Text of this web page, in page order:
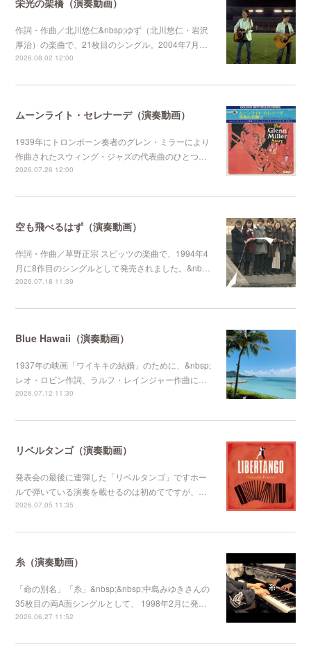
作詞・作曲／北川悠仁&nbsp;ゆず（北川悠仁・岩沢
厚治）の楽曲で、21枚目のシングル。2004年7月…
2026.08.02 12:00
ムーンライト・セレナーデ（演奏動画）
1939年にトロンボーン奏者のグレン・ミラーにより
作曲されたスウィング・ジャズの代表曲のひとつ…
2026.07.26 12:00
空も飛べるはず（演奏動画）
作詞・作曲／草野正宗 スピッツの楽曲で、1994年4
月に8作目のシングルとして発売されました。&nb…
2026.07.18 11:39
Blue Hawaii（演奏動画）
1937年の映画「ワイキキの結婚」のために、&nbsp;
レオ・ロビン作詞、ラルフ・レインジャー作曲に…
2026.07.12 11:30
リベルタンゴ（演奏動画）
発表会の最後に連弾した「リベルタンゴ」ですホー
ルで弾いている演奏を載せるのは初めてですが、…
2026.07.05 11:35
糸（演奏動画）
「命の別名」「糸」&nbsp;&nbsp;中島みゆきさんの
35枚目の両A面シングルとして、 1998年2月に発…
2026.06.27 11:52